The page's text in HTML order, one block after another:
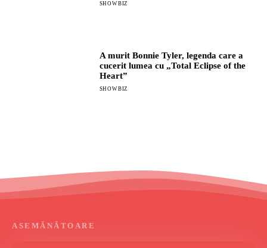
SHOWBIZ
A murit Bonnie Tyler, legenda care a
cucerit lumea cu „Total Eclipse of the
Heart”
SHOWBIZ
ASEMĂNĂTOARE